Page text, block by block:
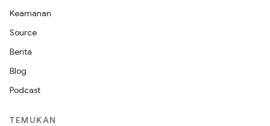
Keamanan
Source
Berita
Blog
Podcast
TEMUKAN